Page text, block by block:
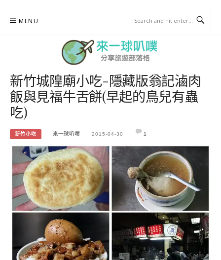
MENU
來一球叭噗
分享日本自助部落格
新竹城隍廟小吃-隱藏版翁記滷肉
飯與見福牛舌餅(早起的鳥兒有蟲
吃)
新竹小吃 來一球叭噗 2015-04-30 1